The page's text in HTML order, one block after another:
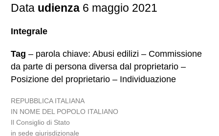
Data udienza 6 maggio 2021
Integrale
Tag – parola chiave: Abusi edilizi – Commissione
da parte di persona diversa dal proprietario –
Posizione del proprietario – Individuazione
REPUBBLICA ITALIANA
IN NOME DEL POPOLO ITALIANO
Il Consiglio di Stato
in sede giurisdizionale